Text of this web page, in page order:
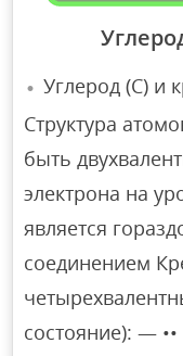
Углерод (С) и
Структура
быть
электрона на
является
соединением
состояние): —